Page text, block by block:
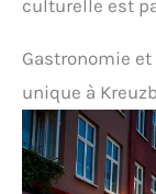
culturelle est
Gastronomie
unique à